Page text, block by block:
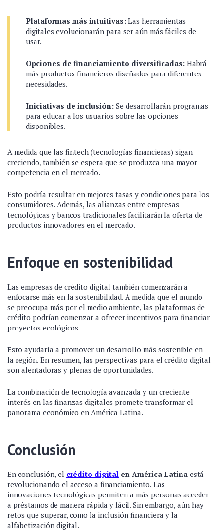
Plataformas más intuitivas: Las herramientas
digitales evolucionarán para ser aún más fáciles de
usar.
Opciones de financiamiento diversificadas: Habrá
más productos financieros diseñados para diferentes
necesidades.
Iniciativas de inclusión: Se desarrollarán programas
para educar a los usuarios sobre las opciones
disponibles.
A medida que las fintech (tecnologías financieras) sigan
creciendo, también se espera que se produzca una mayor
competencia en el mercado.
Esto podría resultar en mejores tasas y condiciones para los
consumidores. Además, las alianzas entre empresas
tecnológicas y bancos tradicionales facilitarán la oferta de
productos innovadores en el mercado.
Enfoque en sostenibilidad
Las empresas de crédito digital también comenzarán a
enfocarse más en la sostenibilidad. A medida que el mundo
se preocupa más por el medio ambiente, las plataformas de
crédito podrían comenzar a ofrecer incentivos para financiar
proyectos ecológicos.
Esto ayudaría a promover un desarrollo más sostenible en
la región. En resumen, las perspectivas para el crédito digital
son alentadoras y plenas de oportunidades.
La combinación de tecnología avanzada y un creciente
interés en las finanzas digitales promete transformar el
panorama económico en América Latina.
Conclusión
En conclusión, el crédito digital en América Latina está
revolucionando el acceso a financiamiento. Las
innovaciones tecnológicas permiten a más personas acceder
a préstamos de manera rápida y fácil. Sin embargo, aún hay
retos que superar, como la inclusión financiera y la
alfabetización digital.